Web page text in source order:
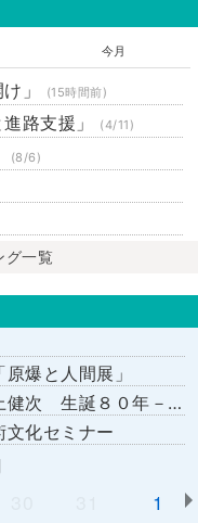
今月
」 (15時間前)
路支援」 (4/11)
(8/6)
グ一覧
爆と人間展」
年－時代へのまなざし－」
文化セミナー
1